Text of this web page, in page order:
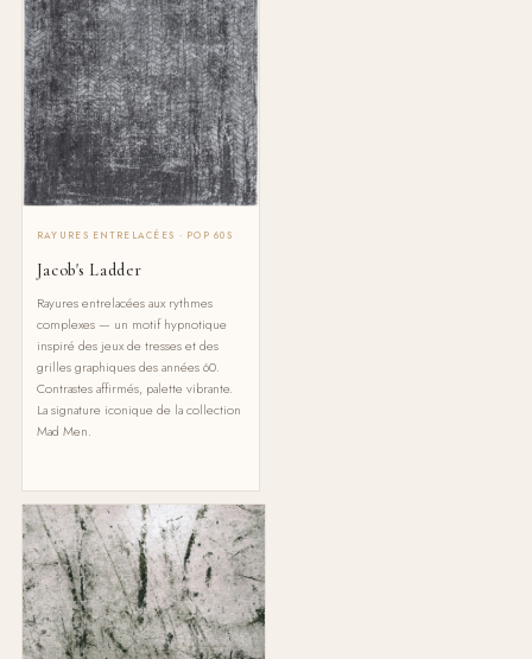
RAYURES ENTRELACÉES · POP 60S
Jacob's Ladder
Rayures entrelacées aux rythmes
complexes — un motif hypnotique
inspiré des jeux de tresses et des
grilles graphiques des années 60.
Contrastes affirmés, palette vibrante.
La signature iconique de la collection
Mad Men.